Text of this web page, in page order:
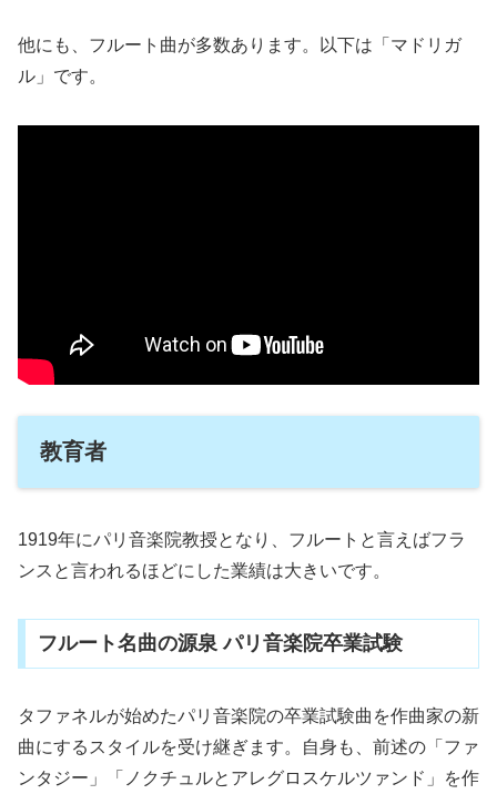
他にも、フルート曲が多数あります。以下は「マドリガ
ル」です。
教育者
1919年にパリ音楽院教授となり、フルートと言えばフラ
ンスと言われるほどにした業績は大きいです。
フルート名曲の源泉 パリ音楽院卒業試験
タファネルが始めたパリ音楽院の卒業試験曲を作曲家の新
曲にするスタイルを受け継ぎます。自身も、前述の「ファ
ンタジー」「ノクチュルとアレグロスケルツァンド」を作